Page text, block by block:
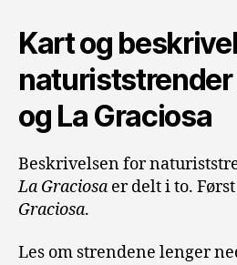
Kart og
og La Graciosa
Beskrivelsen for
La Graciosa er delt i to.
Graciosa.
Les om strendene lenger